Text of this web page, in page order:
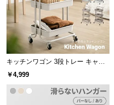
キッチンワゴン 3段トレー キャス
ター付きタイプ
￥4,999